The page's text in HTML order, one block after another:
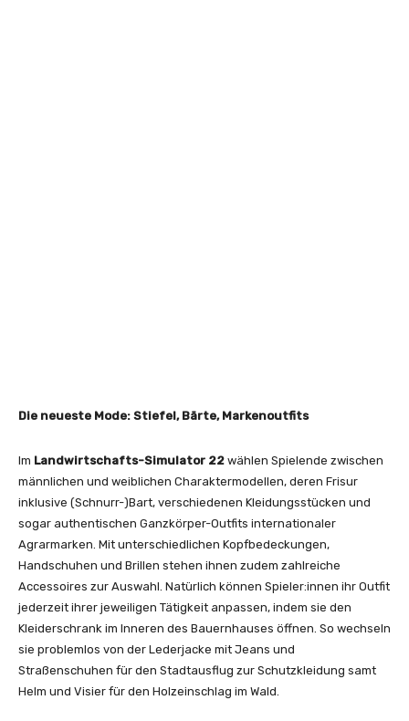
Die neueste Mode: Stiefel, Bärte, Markenoutfits
Im Landwirtschafts-Simulator 22 wählen Spielende zwischen
männlichen und weiblichen Charaktermodellen, deren Frisur
inklusive (Schnurr-)Bart, verschiedenen Kleidungsstücken und
sogar authentischen Ganzkörper-Outfits internationaler
Agrarmarken. Mit unterschiedlichen Kopfbedeckungen,
Handschuhen und Brillen stehen ihnen zudem zahlreiche
Accessoires zur Auswahl. Natürlich können Spieler:innen ihr Outfit
jederzeit ihrer jeweiligen Tätigkeit anpassen, indem sie den
Kleiderschrank im Inneren des Bauernhauses öffnen. So wechseln
sie problemlos von der Lederjacke mit Jeans und
Straßenschuhen für den Stadtausflug zur Schutzkleidung samt
Helm und Visier für den Holzeinschlag im Wald.